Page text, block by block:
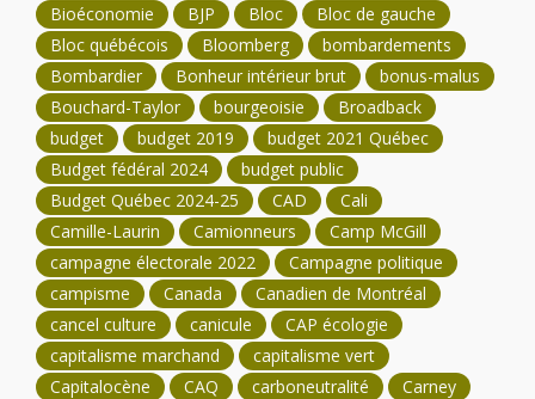
Bioéconomie
BJP Bloc
Bloc de gauche
Bloc québécois
Bloomberg
bombardements
Bombardier
Bonheur intérieur brut
bonus-malus
Bouchard-Taylor
bourgeoisie
Broadback
budget
budget 2019
budget 2021 Québec
Budget fédéral 2024
budget public
Budget Québec 2024-25
CAD
Cali
Camille-Laurin
Camionneurs
Camp McGill
campagne électorale 2022
Campagne politique
campisme
Canada
Canadien de Montréal
cancel culture
canicule
CAP écologie
capitalisme marchand
capitalisme vert
Capitalocène
CAQ carboneutralité
Carney